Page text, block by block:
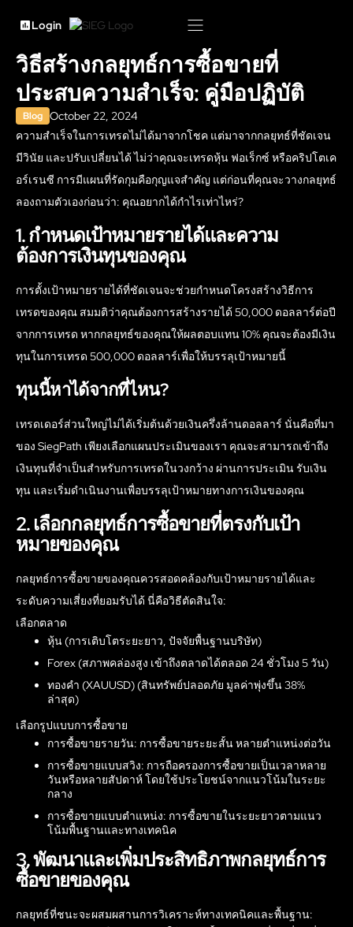
Login
วิธีสร้างกลยุทธ์การซื้อขายที่
ประสบความสำเร็จ: คู่มือปฏิบัติ
Blog October 22, 2024
ความสำเร็จในการเทรดไม่ได้มาจากโชค แต่มาจากกลยุทธ์ที่ชัดเจน
มีวินัย และปรับเปลี่ยนได้ ไม่ว่าคุณจะเทรดหุ้น ฟอเร็กซ์ หรือคริปโตเค
อร์เรนซี การมีแผนที่รัดกุมคือกุญแจสำคัญ แต่ก่อนที่คุณจะวางกลยุทธ์
ลองถามตัวเองก่อนว่า: คุณอยากได้กำไรเท่าไหร่?
1. กำหนดเป้าหมายรายได้และความ
ต้องการเงินทุนของคุณ
การตั้งเป้าหมายรายได้ที่ชัดเจนจะช่วยกำหนดโครงสร้างวิธีการ
เทรดของคุณ สมมติว่าคุณต้องการสร้างรายได้ 50,000 ดอลลาร์ต่อปี
จากการเทรด หากกลยุทธ์ของคุณให้ผลตอบแทน 10% คุณจะต้องมีเงิน
ทุนในการเทรด 500,000 ดอลลาร์เพื่อให้บรรลุเป้าหมายนี้
ทุนนี้หาได้จากที่ไหน?
เทรดเดอร์ส่วนใหญ่ไม่ได้เริ่มต้นด้วยเงินครึ่งล้านดอลลาร์ นั่นคือที่มา
ของ SiegPath เพียงเลือกแผนประเมินของเรา คุณจะสามารถเข้าถึง
เงินทุนที่จำเป็นสำหรับการเทรดในวงกว้าง ผ่านการประเมิน รับเงิน
ทุน และเริ่มดำเนินงานเพื่อบรรลุเป้าหมายทางการเงินของคุณ
2. เลือกกลยุทธ์การซื้อขายที่ตรงกับเป้า
หมายของคุณ
กลยุทธ์การซื้อขายของคุณควรสอดคล้องกับเป้าหมายรายได้และ
ระดับความเสี่ยงที่ยอมรับได้ นี่คือวิธีตัดสินใจ:
เลือกตลาด
หุ้น (การเติบโตระยะยาว, ปัจจัยพื้นฐานบริษัท)
Forex (สภาพคล่องสูง เข้าถึงตลาดได้ตลอด 24 ชั่วโมง 5 วัน)
ทองคำ (XAUUSD) (สินทรัพย์ปลอดภัย มูลค่าพุ่งขึ้น 38%
ล่าสุด)
เลือกรูปแบบการซื้อขาย
การซื้อขายรายวัน: การซื้อขายระยะสั้น หลายตำแหน่งต่อวัน
การซื้อขายแบบสวิง: การถือครองการซื้อขายเป็นเวลาหลาย
วันหรือหลายสัปดาห์ โดยใช้ประโยชน์จากแนวโน้มในระยะ
กลาง
การซื้อขายแบบตำแหน่ง: การซื้อขายในระยะยาวตามแนว
โน้มพื้นฐานและทางเทคนิค
3. พัฒนาและเพิ่มประสิทธิภาพกลยุทธ์การ
ซื้อขายของคุณ
กลยุทธ์ที่ชนะจะผสมผสานการวิเคราะห์ทางเทคนิคและพื้นฐาน: